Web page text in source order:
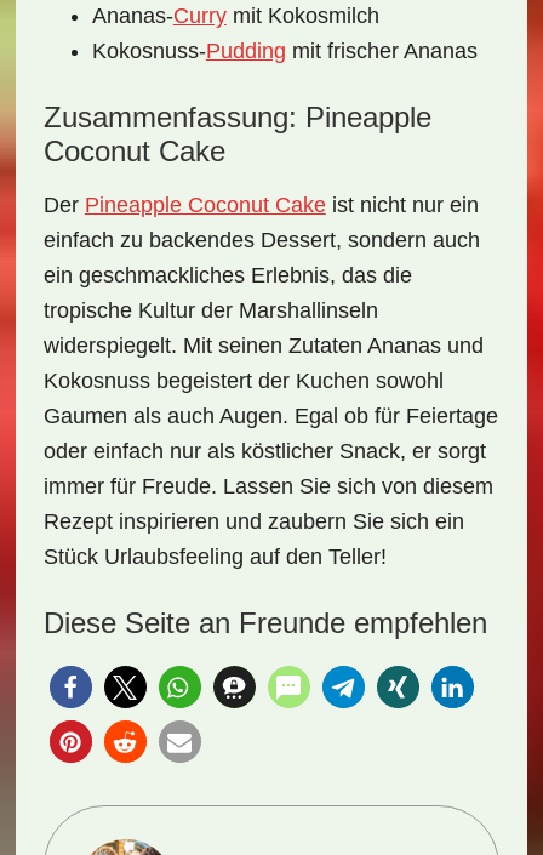
Ananas-Currymit Kokosmilch
Kokosnuss-Pudding mit frischer Ananas
Zusammenfassung: Pineapple
Coconut Cake
Der Pineapple Coconut Cakeist nicht nur ein
einfach zu backendes Dessert, sondern auch
ein geschmackliches Erlebnis, das die
tropische Kultur der Marshallinseln
widerspiegelt. Mit seinen Zutaten Ananas und
Kokosnuss begeistert der Kuchen sowohl
Gaumen als auch Augen. Egal ob für Feiertage
oder einfach nur als köstlicher Snack, er sorgt
immer für Freude. Lassen Sie sich von diesem
Rezept inspirieren und zaubern Sie sich ein
Stück Urlaubsfeeling auf den Teller!
Diese Seite an Freunde empfehlen